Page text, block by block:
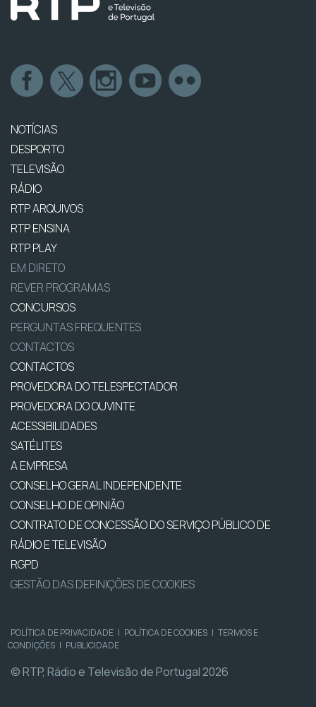
NOTÍCIAS
DESPORTO
TELEVISÃO
RÁDIO
RTP ARQUIVOS
RTP ENSINA
RTP PLAY
EM DIRETO
REVER PROGRAMAS
CONCURSOS
PERGUNTAS FREQUENTES
CONTACTOS
CONTACTOS
PROVEDORA DO TELESPECTADOR
PROVEDORA DO OUVINTE
ACESSIBILIDADES
SATÉLITES
A EMPRESA
CONSELHO GERAL INDEPENDENTE
CONSELHO DE OPINIÃO
CONTRATO DE CONCESSÃO DO SERVIÇO PÚBLICO DE
RÁDIO E TELEVISÃO
RGPD
GESTÃO DAS DEFINIÇÕES DE COOKIES
POLÍTICA DE PRIVACIDADE | POLÍTICA DE COOKIES | TERMOS E
CONDIÇÕES | PUBLICIDADE
© RTP, Rádio e Televisão de Portugal 2026